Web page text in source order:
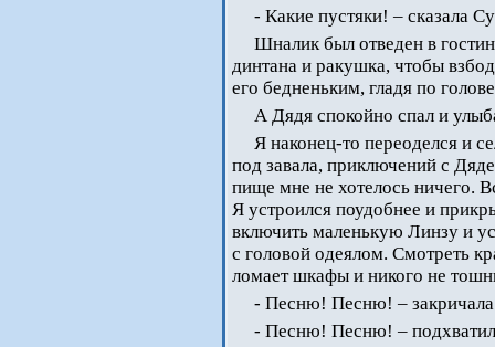
- Какие пустяки! – сказала
Шналик был отведен в
динтана и ракушка, чтобы
его бедненьким, гладя по
А Дядя спокойно спал и
Я наконец-то переоделся и
под завала, приключений с
пище мне не хотелось ничего.
Я устроился поудобнее и
включить маленькую Линзу и
с головой одеялом. Смотреть
ломает шкафы и никого не
- Песню! Песню! –
- Песню! Песню! –